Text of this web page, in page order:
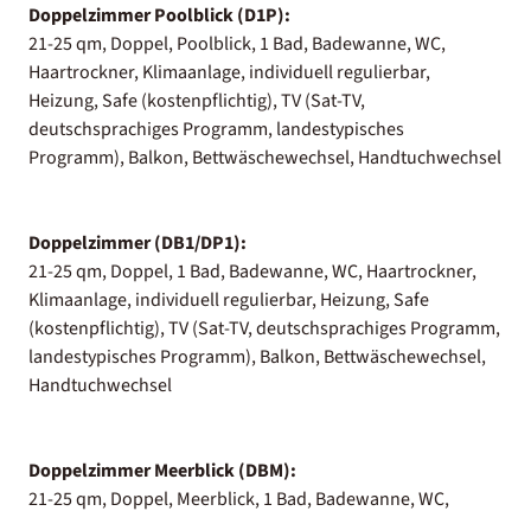
Doppelzimmer Poolblick (D1P):
21-25 qm, Doppel, Poolblick, 1 Bad, Badewanne, WC,
Haartrockner, Klimaanlage, individuell regulierbar,
Heizung, Safe (kostenpflichtig), TV (Sat-TV,
deutschsprachiges Programm, landestypisches
Programm), Balkon, Bettwäschewechsel, Handtuchwechsel
Doppelzimmer (DB1/DP1):
21-25 qm, Doppel, 1 Bad, Badewanne, WC, Haartrockner,
Klimaanlage, individuell regulierbar, Heizung, Safe
(kostenpflichtig), TV (Sat-TV, deutschsprachiges Programm,
landestypisches Programm), Balkon, Bettwäschewechsel,
Handtuchwechsel
Doppelzimmer Meerblick (DBM):
21-25 qm, Doppel, Meerblick, 1 Bad, Badewanne, WC,